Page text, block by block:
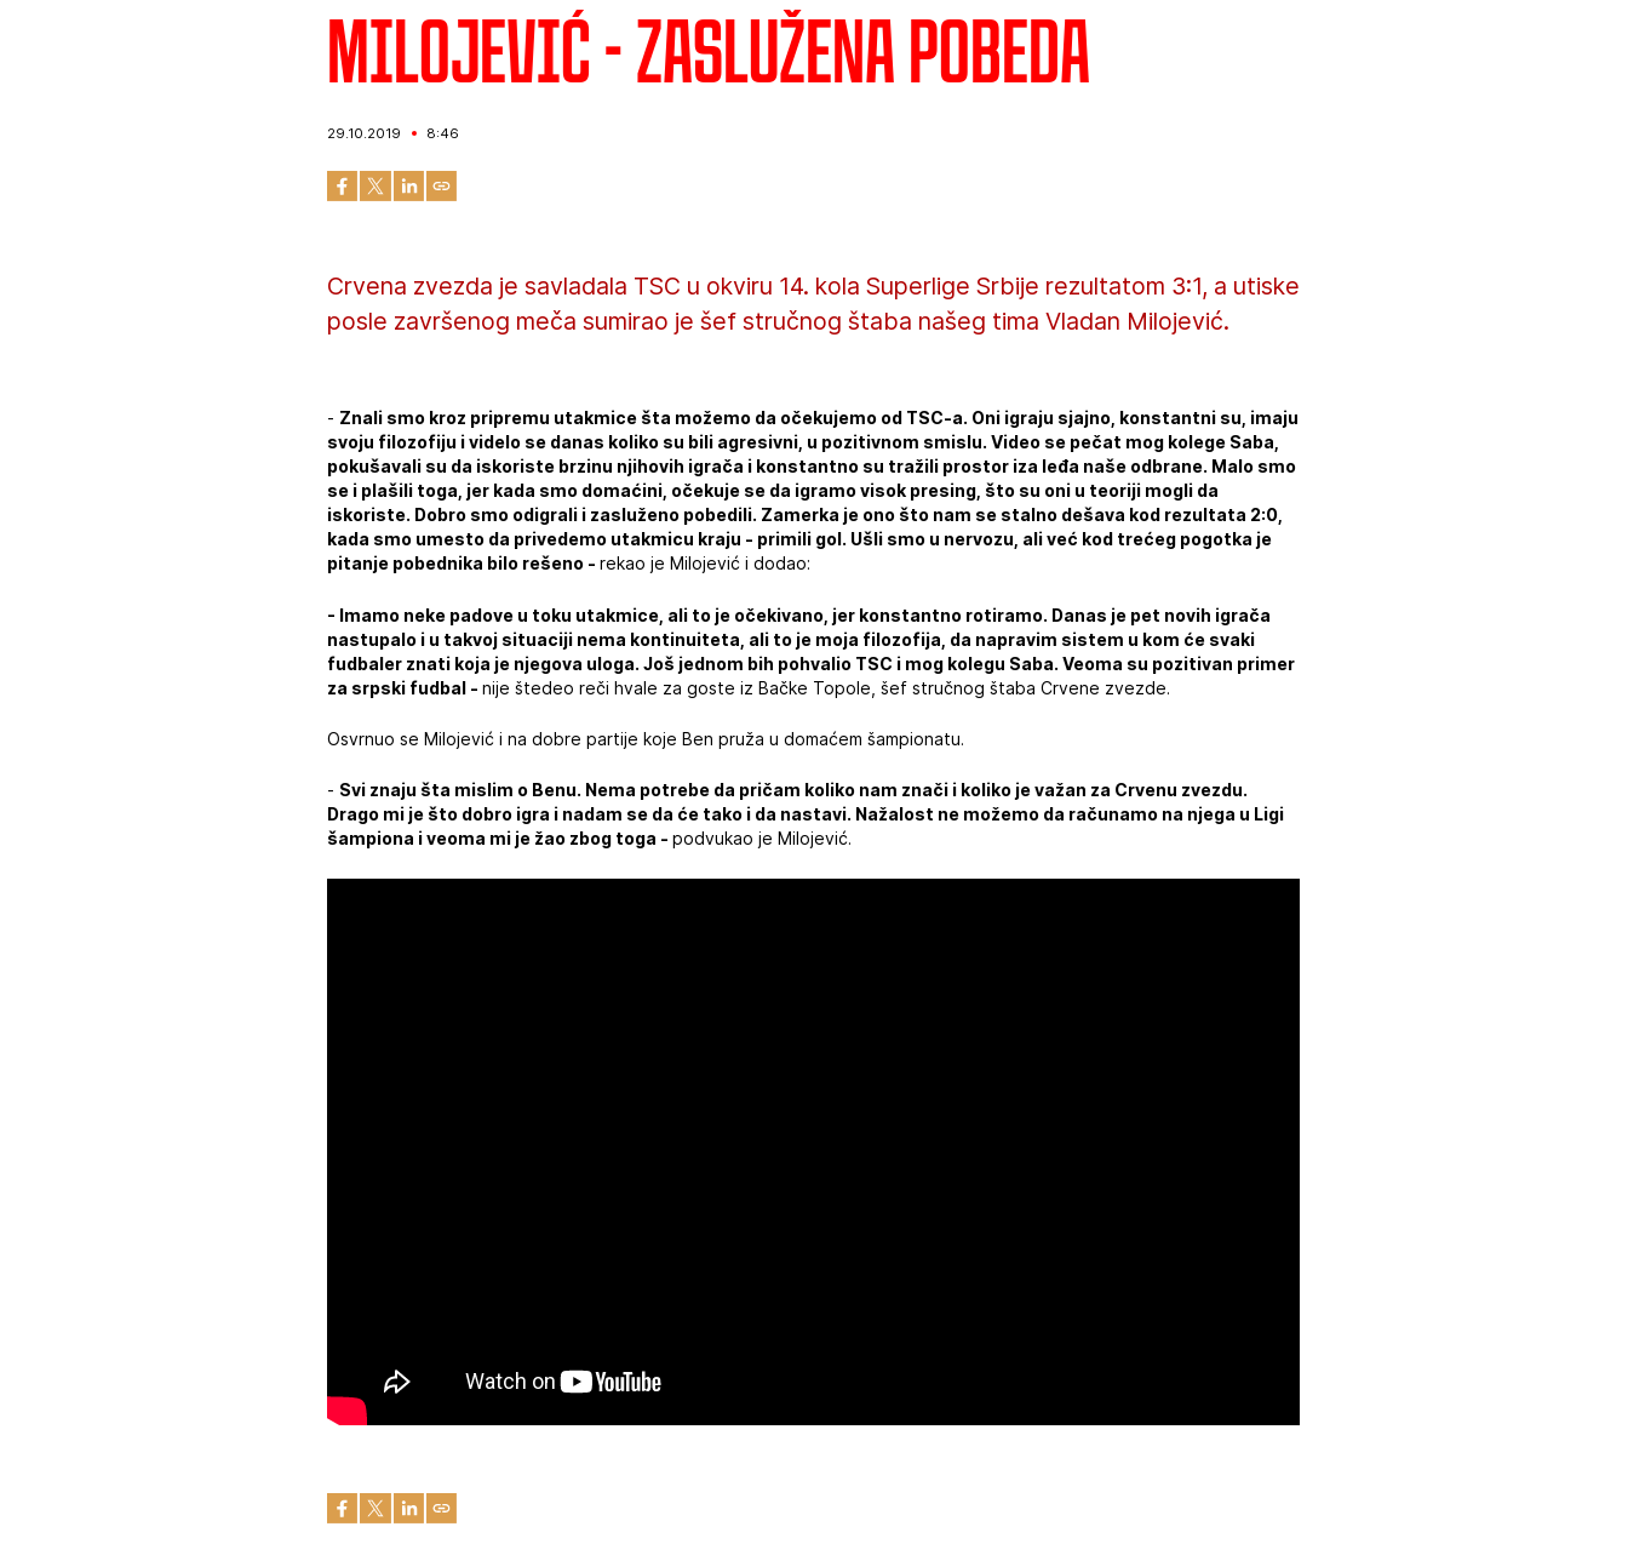
Milojević - Zaslužena pobeda
29.10.2019 8:46
Crvena zvezda je savladala TSC u okviru 14. kola Superlige Srbije rezultatom 3:1, a utiske
posle završenog meča sumirao je šef stručnog štaba našeg tima Vladan Milojević.
- Znali smo kroz pripremu utakmice šta možemo da očekujemo od TSC-a. Oni igraju sjajno, konstantni su, imaju
svoju filozofiju i videlo se danas koliko su bili agresivni, u pozitivnom smislu. Video se pečat mog kolege Saba,
pokušavali su da iskoriste brzinu njihovih igrača i konstantno su tražili prostor iza leđa naše odbrane. Malo smo
se i plašili toga, jer kada smo domaćini, očekuje se da igramo visok presing, što su oni u teoriji mogli da
iskoriste. Dobro smo odigrali i zasluženo pobedili. Zamerka je ono što nam se stalno dešava kod rezultata 2:0,
kada smo umesto da privedemo utakmicu kraju - primili gol. Ušli smo u nervozu, ali već kod trećeg pogotka je
pitanje pobednika bilo rešeno -rekao je Milojević i dodao:
- Imamo neke padove u toku utakmice, ali to je očekivano, jer konstantno rotiramo. Danas je pet novih igrača
nastupalo i u takvoj situaciji nema kontinuiteta, ali to je moja filozofija, da napravim sistem u kom će svaki
fudbaler znati koja je njegova uloga. Još jednom bih pohvalio TSC i mog kolegu Saba. Veoma su pozitivan primer
za srpski fudbal -nije štedeo reči hvale za goste iz Bačke Topole, šef stručnog štaba Crvene zvezde.
Osvrnuo se Milojević i na dobre partije koje Ben pruža u domaćem šampionatu.
- Svi znaju šta mislim o Benu. Nema potrebe da pričam koliko nam znači i koliko je važan za Crvenu zvezdu.
Drago mi je što dobro igra i nadam se da će tako i da nastavi. Nažalost ne možemo da računamo na njega u Ligi
šampiona i veoma mi je žao zbog toga -podvukao je Milojević.